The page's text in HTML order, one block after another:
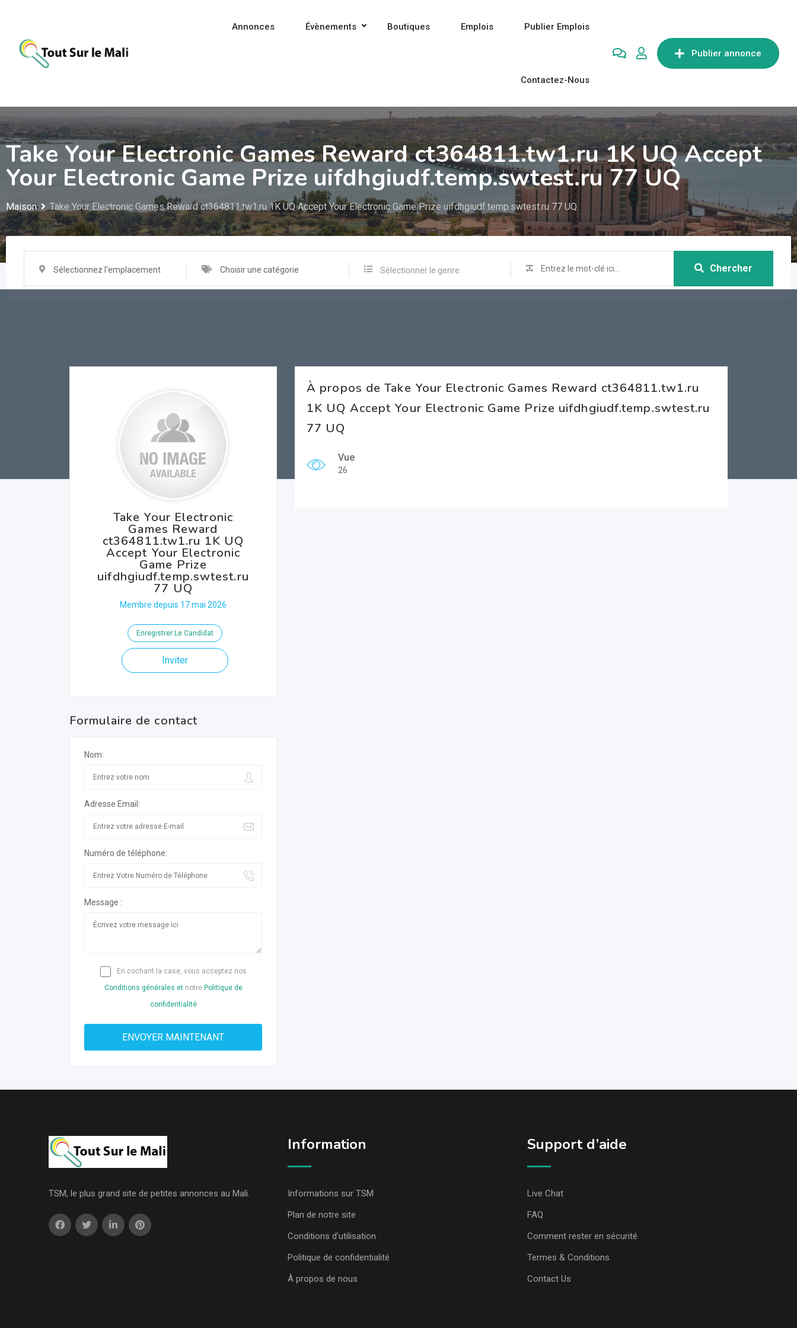
contenu
Publier annonce
Annonces Évènements Boutiques Emplois Publier Emplois
Contactez-Nous
Take Your Electronic Games Reward ct364811.tw1.ru 1K UQ Accept
Your Electronic Game Prize uifdhgiudf.temp.swtest.ru 77 UQ
Maison Take Your Electronic Games Reward ct364811.tw1.ru 1K UQ Accept Your Electronic Game Prize uifdhgiudf.temp.swtest.ru 77 UQ
Sélectionnez l'emplacement Choisir une catégorie Sélectionner le genre Chercher
Take Your Electronic
Games Reward
ct364811.tw1.ru 1K UQ
Accept Your Electronic
Game Prize
uifdhgiudf.temp.swtest.ru
77 UQ
Membre depuis 17 mai 2026
Enregistrer Le Candidat
Inviter
Formulaire de contact
Nom:
Adresse Email:
Numéro de téléphone:
Message :
En cochant la case, vous acceptez nos
Conditions générales etnotre Politique de
confidentialité
À propos de Take Your Electronic Games Reward ct364811.tw1.ru
1K UQ Accept Your Electronic Game Prize uifdhgiudf.temp.swtest.ru
77 UQ
Vue
26
TSM, le plus grand site de petites annonces au Mali.
Information
Informations sur TSM
Plan de notre site
Conditions d’utilisation
Politique de confidentialité
À propos de nous
Support d’aide
Live Chat
FAQ
Comment rester en sécurité
Termes & Conditions
Contact Us